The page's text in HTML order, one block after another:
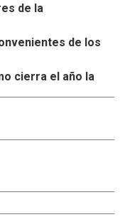
de la
de los
cierra el año la